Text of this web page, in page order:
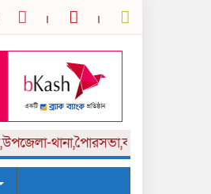
থানা,পৈারসভা,কলেজ পর্যায়